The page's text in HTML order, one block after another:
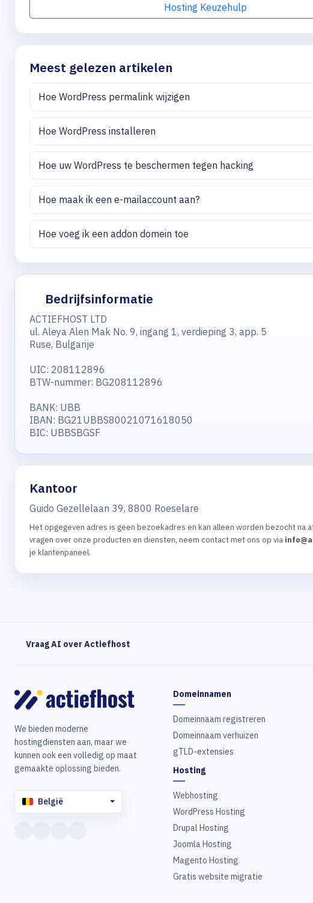
Hosting Keuzehulp
Meest gelezen artikelen
Hoe WordPress permalink wijzigen
Hoe WordPress installeren
Hoe uw WordPress te beschermen tegen hacking
Hoe maak ik een e-mailaccount aan?
Hoe voeg ik een addon domein toe
Bedrijfsinformatie
ACTIEFHOST LTD
ul. Aleya Alen Mak No. 9, ingang 1, verdieping 3, app. 5
Ruse, Bulgarije
UIC: 208112896
BTW-nummer: BG208112896
BANK: UBB
IBAN: BG21UBBS80021071618050
BIC: UBBSBGSF
Kantoor
Guido Gezellelaan 39, 8800 Roeselare
Het opgegeven adres is geen bezoekadres en kan alleen worden bezocht na
vragen over onze producten en diensten, neem contact met ons op via
je klantenpaneel.
Vraag AI over Actiefhost
We bieden moderne
hostingdiensten aan, maar we
kunnen ook een volledig op maat
gemaakte oplossing bieden.
België
Domeinnamen
Domeinnaam registreren
Domeinnaam verhuizen
gTLD-extensies
Hosting
Webhosting
WordPress Hosting
Drupal Hosting
Joomla Hosting
Magento Hosting
Gratis website migratie